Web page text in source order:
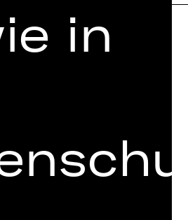
Jobs
Datenschutz
Impressum
in